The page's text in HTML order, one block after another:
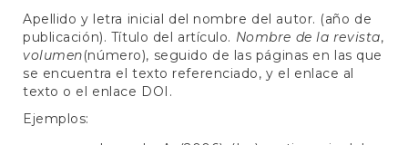
Apellido y letra inicial del nombre del autor. (año de
publicación). Título del artículo. Nombre de la revista,
volumen(número), seguido de las páginas en las que
se encuentra el texto referenciado, y el enlace al
texto o el enlace DOI.
Ejemplos: